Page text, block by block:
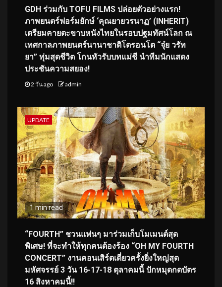
GDH ร่วมกับ TOFU FILMS ปล่อยตัวอย่างแรก!
ภาพยนตร์ฟอร์มยักษ์ ‘คุณยายวรนาฏ’ (INHERIT)
เตรียมคายตะขาบหนังไทยในรอบปฐมทัศน์โลก ณ
เทศกาลภาพยนตร์นานาชาติโตรอนโต “จุ๋ย วรัท
ยา” ทุ่มสุดชีวิต โกนหัวรับบทแม่ชี นำทีมนักแสดง
ประชันความสยอง!
2 วัน ago admin
UPDATE
1 min read
“FOURTH” ชวนแฟนๆ มาร่วมเก็บโมเมนต์สุด
พิเศษ! ที่จะทำให้ทุกคนต้องร้อง “OH MY FOURTH
CONCERT” งานคอนเสิร์ตเดี่ยวครั้งยิ่งใหญ่สุด
มหัศจรรย์ 3 วัน 16-17-18 ตุลาคมนี้ ปักหมุดกดบัตร
16 สิงหาคมนี้!!